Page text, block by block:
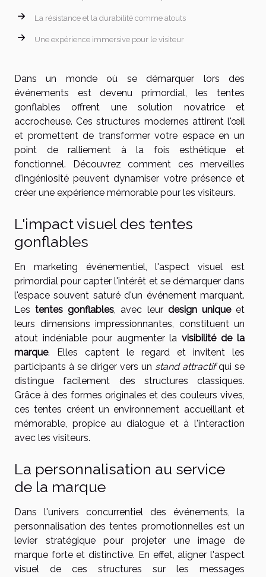
La résistance et la durabilité comme atouts
Une expérience immersive pour le visiteur
Dans un monde où se démarquer lors des
événements est devenu primordial, les tentes
gonflables offrent une solution novatrice et
accrocheuse. Ces structures modernes attirent l'œil
et promettent de transformer votre espace en un
point de ralliement à la fois esthétique et
fonctionnel. Découvrez comment ces merveilles
d'ingéniosité peuvent dynamiser votre présence et
créer une expérience mémorable pour les visiteurs.
L'impact visuel des tentes
gonflables
En marketing événementiel, l'aspect visuel est
primordial pour capter l'intérêt et se démarquer dans
l'espace souvent saturé d'un événement marquant.
Lestentes gonflables , avec leur design uniqueet
leurs dimensions impressionnantes, constituent un
atout indéniable pour augmenter lavisibilité de la
marque. Elles captent le regard et invitent les
participants à se diriger vers un stand attractifqui se
distingue facilement des structures classiques.
Grâce à des formes originales et des couleurs vives,
ces tentes créent un environnement accueillant et
mémorable, propice au dialogue et à l'interaction
avec les visiteurs.
La personnalisation au service
de la marque
Dans l'univers concurrentiel des événements, la
personnalisation des tentes promotionnelles est un
levier stratégique pour projeter une image de
marque forte et distinctive. En effet, aligner l'aspect
visuel de ces structures sur les messages